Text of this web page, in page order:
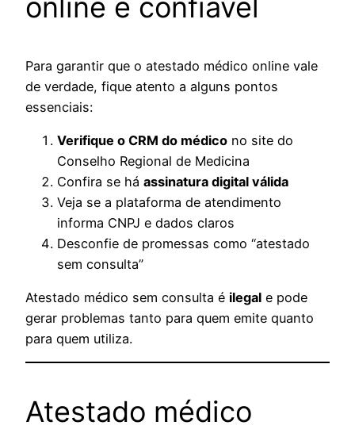
Para garantir que o atestado médico online vale
de verdade, fique atento a alguns pontos
essenciais:
Verifique o CRM do médico no site do
Conselho Regional de Medicina
Confira se há assinatura digital válida
Veja se a plataforma de atendimento
informa CNPJ e dados claros
Desconfie de promessas como “atestado
sem consulta”
Atestado médico sem consulta é ilegal e pode
gerar problemas tanto para quem emite quanto
para quem utiliza.
Atestado médico